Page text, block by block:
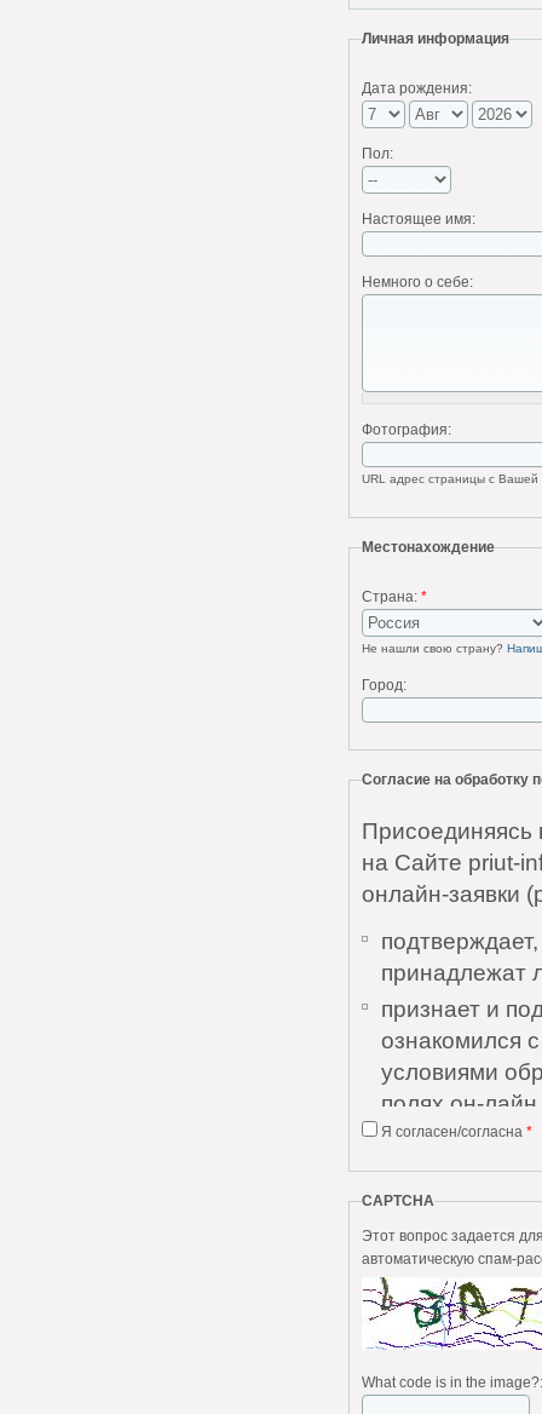
Личная информация
Дата рождения:
Пол:
Настоящее имя:
Немного о себе:
Фотография:
URL адрес страницы с
Местонахождение
Страна: *
Не нашли свою страну?
Город:
Согласие на обработку
на Сайте priut-
онлайн-заявки
принадлежат
признает и
ознакомился
условиями
полях он-лайн
признает и
Соглашения и
понятны;
дает
выражает
без каких-
Пользователь
Я согласен/согласна *
CAPTCHA
Этот вопрос задается для того, чтобы
автоматическую спам-
What code is in the